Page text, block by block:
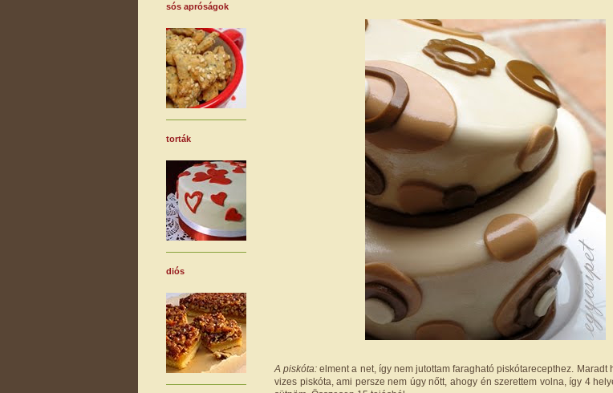
A piskóta: elment a net, így nem jutottam faragható piskótarecepthez. Maradt
vizes piskóta, ami persze nem úgy nőtt, ahogy én szerettem volna, így 4
sós apróságok
torták
diós